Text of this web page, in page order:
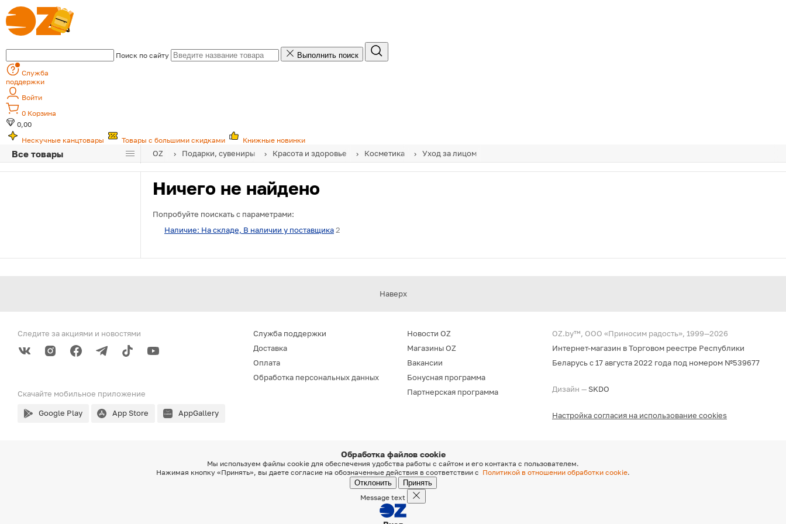
Поиск по сайту
Выполнить поиск
Служба
поддержки
Войти
0 Корзина
0,00
Нескучные канцтовары
Товары с большими скидками Книжные новинки
Все товары OZ Подарки, сувениры Красота и здоровье Косметика Уход за лицом
Ничего не найдено
Попробуйте поискать с параметрами:
Наличие: На складе, В наличии у поставщика2
Наверх
Следите за акциями и новостями
Скачайте мобильное приложение
Google Play App Store AppGallery
Служба поддержки
Доставка
Оплата
Обработка персональных данных
Новости OZ
Магазины OZ
Вакансии
Бонусная программа
Партнерская программа
OZ.by™, ООО «Приносим радость», 1999—2026
Интернет-магазин в Торговом реестре Республики
Беларусь с 17 августа 2022 года под номером №539677
Дизайн — SKDO
Настройка согласия на использование cookies
Подписка на рассылку
данных для получения рассылок информационно-
соответствии сусловиями обработкииПолитикой
последствиями дачи согласия/отказа
Подписаться
Обработка файлов cookie
Мы используем файлы cookie для обеспечения удобства работы с сайтом и его контакта с пользователем.
Нажимая кнопку «Принять», вы даете согласие на обозначенные действия в соответствии с Политикой в отношении обработки cookie.
Отклонить
Принять
Message text